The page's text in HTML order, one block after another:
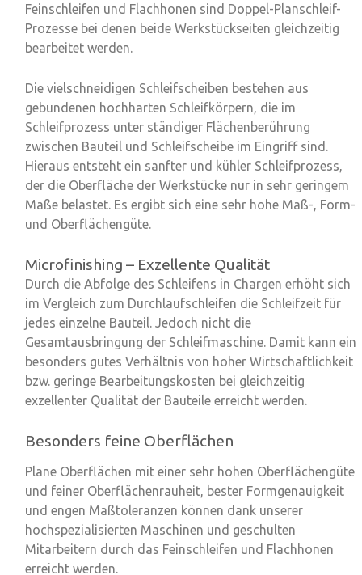
Feinschleifen und Flachhonen sind Doppel-Planschleif-
Prozesse bei denen beide Werkstückseiten gleichzeitig
bearbeitet werden.
Die vielschneidigen Schleifscheiben bestehen aus
gebundenen hochharten Schleifkörpern, die im
Schleifprozess unter ständiger Flächenberührung
zwischen Bauteil und Schleifscheibe im Eingriff sind.
Hieraus entsteht ein sanfter und kühler Schleifprozess,
der die Oberfläche der Werkstücke nur in sehr geringem
Maße belastet. Es ergibt sich eine sehr hohe Maß-, Form-
und Oberflächengüte.
Microfinishing – Exzellente Qualität
Durch die Abfolge des Schleifens in Chargen erhöht sich
im Vergleich zum Durchlaufschleifen die Schleifzeit für
jedes einzelne Bauteil. Jedoch nicht die
Gesamtausbringung der Schleifmaschine. Damit kann ein
besonders gutes Verhältnis von hoher Wirtschaftlichkeit
bzw. geringe Bearbeitungskosten bei gleichzeitig
exzellenter Qualität der Bauteile erreicht werden.
Besonders feine Oberflächen
Plane Oberflächen mit einer sehr hohen Oberflächengüte
und feiner Oberflächenrauheit, bester Formgenauigkeit
und engen Maßtoleranzen können dank unserer
hochspezialisierten Maschinen und geschulten
Mitarbeitern durch das Feinschleifen und Flachhonen
erreicht werden.